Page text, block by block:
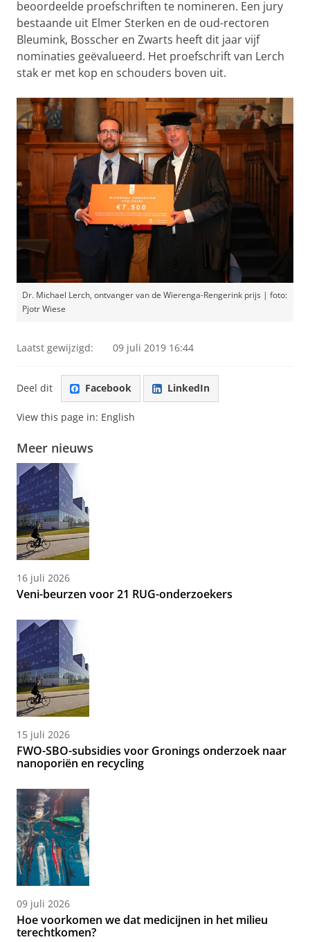
beoordeelde proefschriften te nomineren. Een jury
bestaande uit Elmer Sterken en de oud-rectoren
Bleumink, Bosscher en Zwarts heeft dit jaar vijf
nominaties geëvalueerd. Het proefschrift van Lerch
stak er met kop en schouders boven uit.
Dr. Michael Lerch, ontvanger van de Wierenga-Rengerink prijs | foto:
Pjotr Wiese
Laatst gewijzigd: 09 juli 2019 16:44
Deel dit Facebook LinkedIn
View this page in: English
Meer nieuws
16 juli 2026
Veni-beurzen voor 21 RUG-onderzoekers
15 juli 2026
FWO-SBO-subsidies voor Gronings onderzoek naar
nanoporiën en recycling
09 juli 2026
Hoe voorkomen we dat medicijnen in het milieu
terechtkomen?